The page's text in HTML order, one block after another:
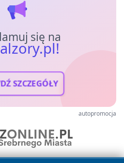
się na
SZCZEGÓŁY
autopromocja